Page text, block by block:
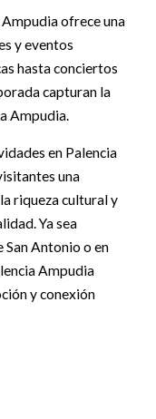
ofrece una
y eventos
hasta conciertos
capturan la
Ampudia.
en Palencia
una
riqueza cultural y
Ya sea
San Antonio o en
Ampudia
y conexión